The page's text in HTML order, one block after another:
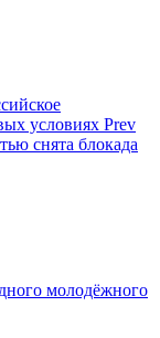
условиях Prev
снята блокада